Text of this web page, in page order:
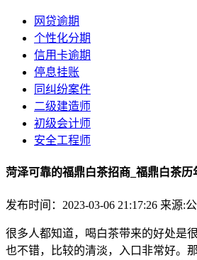
网贷逾期
个性化分期
信用卡逾期
停息挂账
同纠纷案件
二级建造师
初级会计师
安全工程师
菏泽可靠的福鼎白茶招商_福鼎白茶历
发布时间：2023-03-06 21:17:26 来源:
很多人都知道，喝白茶带来的好处是
也不错，比较的清淡，入口非常好。